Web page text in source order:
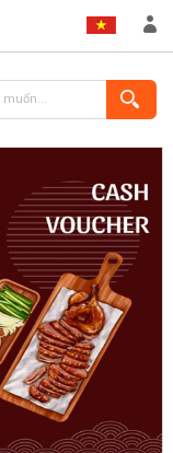
ĐĂNG KÝ